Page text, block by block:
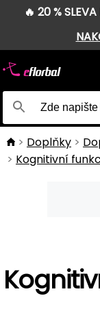
🔥 20 %
Doplňky
Kognitivní